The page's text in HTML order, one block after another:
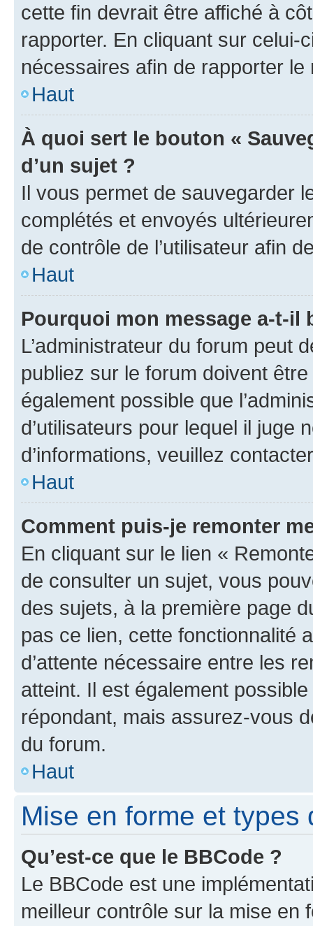
cette fin devrait être affiché à
rapporter. En cliquant sur
nécessaires afin de rapporter le
Haut
À quoi sert le bouton «
d’un sujet ?
Il vous permet de sauvegarder
complétés et envoyés
de contrôle de l’utilisateur afin
Haut
Pourquoi mon message a-t-il
L’administrateur du forum peut
publiez sur le forum doivent
également possible que
d’utilisateurs pour lequel il juge
d’informations, veuillez
Haut
Comment puis-je remonter
En cliquant sur le lien «
de consulter un sujet, vous
des sujets, à la première page
pas ce lien, cette fonctionnalité
d’attente nécessaire entre les
atteint. Il est également
répondant, mais assurez-vous
du forum.
Haut
Mise en forme et types
Qu’est-ce que le BBCode ?
Le BBCode est une
meilleur contrôle sur la mise en